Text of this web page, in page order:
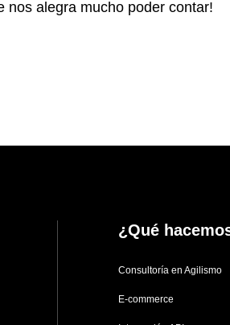
nos alegra mucho poder contar!
¿Qué
Consultoría en Agilismo
E-commerce